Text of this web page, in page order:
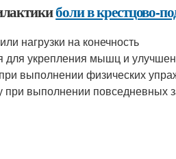
боли в крестцово-
нагрузки на конечность
укрепления мышц и
выполнении физических
выполнении повседневных